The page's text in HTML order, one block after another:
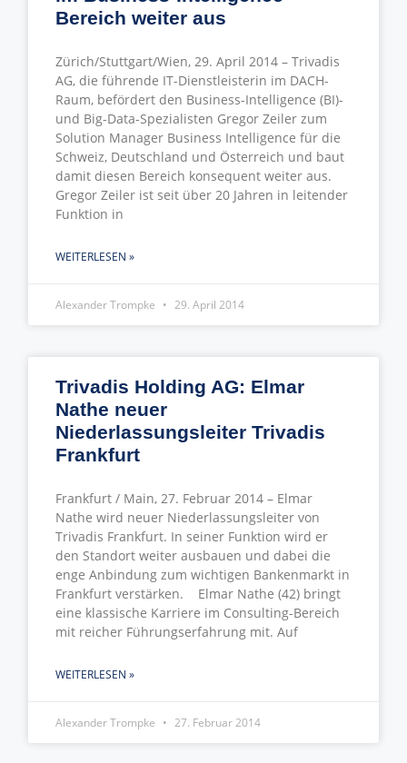
Bereich weiter aus
Zürich/Stuttgart/Wien, 29. April 2014 – Trivadis
AG, die führende IT-Dienstleisterin im DACH-
Raum, befördert den Business-Intelligence (BI)-
und Big-Data-Spezialisten Gregor Zeiler zum
Solution Manager Business Intelligence für die
Schweiz, Deutschland und Österreich und baut
damit diesen Bereich konsequent weiter aus.
Gregor Zeiler ist seit über 20 Jahren in leitender
Funktion in
WEITERLESEN »
Alexander Trompke 29. April 2014
Trivadis Holding AG: Elmar
Nathe neuer
Niederlassungsleiter Trivadis
Frankfurt
Frankfurt / Main, 27. Februar 2014 – Elmar
Nathe wird neuer Niederlassungsleiter von
Trivadis Frankfurt. In seiner Funktion wird er
den Standort weiter ausbauen und dabei die
enge Anbindung zum wichtigen Bankenmarkt in
Frankfurt verstärken. Elmar Nathe (42) bringt
eine klassische Karriere im Consulting-Bereich
mit reicher Führungserfahrung mit. Auf
WEITERLESEN »
Alexander Trompke 27. Februar 2014